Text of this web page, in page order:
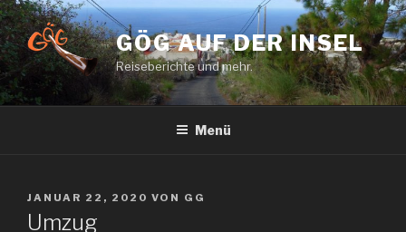
Zum
Inhalt
springen
GÖG AUF DER INSEL
Reiseberichte und mehr.
Menü
VERÖFFENTLICHT
AM
JANUAR 22, 2020 VON GG
Umzug